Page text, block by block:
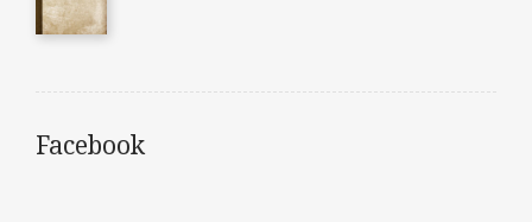
Facebook